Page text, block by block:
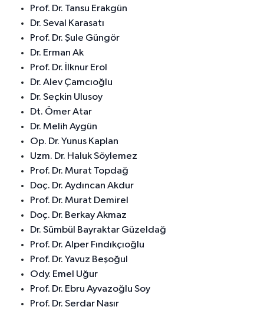
Prof. Dr. Tansu Erakgün
Dr. Seval Karasatı
Prof. Dr. Şule Güngör
Dr. Erman Ak
Prof. Dr. İlknur Erol
Dr. Alev Çamcıoğlu
Dr. Seçkin Ulusoy
Dt. Ömer Atar
Dr. Melih Aygün
Op. Dr. Yunus Kaplan
Uzm. Dr. Haluk Söylemez
Prof. Dr. Murat Topdağ
Doç. Dr. Aydıncan Akdur
Prof. Dr. Murat Demirel
Doç. Dr. Berkay Akmaz
Dr. Sümbül Bayraktar Güzeldağ
Prof. Dr. Alper Fındıkçıoğlu
Prof. Dr. Yavuz Beşoğul
Ody. Emel Uğur
Prof. Dr. Ebru Ayvazoğlu Soy
Prof. Dr. Serdar Nasır